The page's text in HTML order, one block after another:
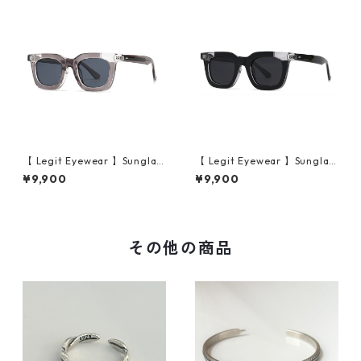
【 Legit Eyewear 】Sunglas
ses Konoe (Clear Grey/Gre
y)
¥9,900
【 Legit Eyewear 】Sunglas
ses Konoe (Black Clear/Gre
y)
¥9,900
その他の商品